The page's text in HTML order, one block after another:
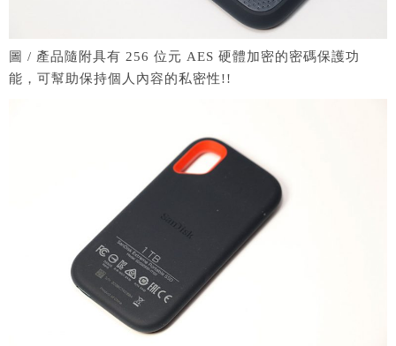
圖 / 產品隨附具有 256 位元 AES 硬體加密的密碼保護功
能，可幫助保持個人內容的私密性!!